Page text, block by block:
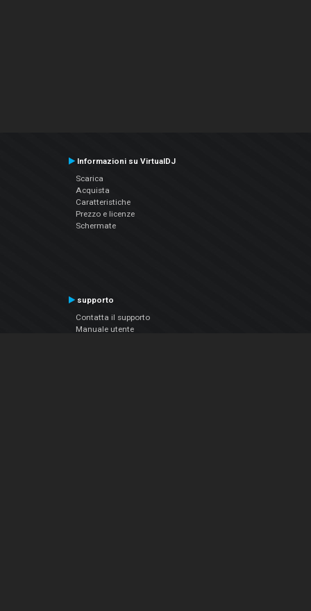
Informazioni su VirtualDJ
Scarica
Acquista
Caratteristiche
Prezzo e licenze
Schermate
supporto
Contatta il supporto
Manuale utente